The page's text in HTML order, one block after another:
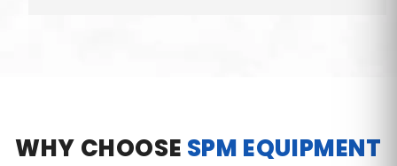
WHY CHOOSE SPM EQUIPMENT